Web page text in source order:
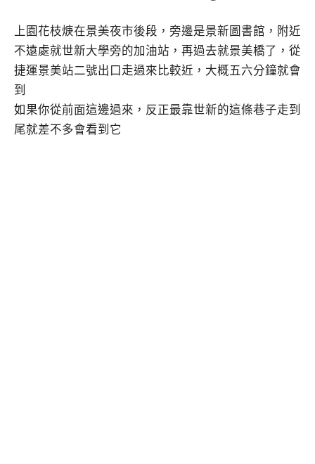
上園花枝焿在景美夜市後段，旁邊是景新圖書館，附近
不遠處就世新大學旁的加油站，再過去就景美橋了，從
捷運景美站二號出口走過來比較近，大概五六分鐘就會
到
如果你從前面這邊過來，反正最靠世新的這條巷子走到
尾就差不多會看到它